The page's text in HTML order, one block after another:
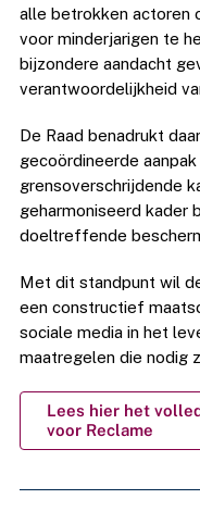
alle betrokken actoren
voor minderjarigen te
bijzondere aandacht
verantwoordelijkheid
De Raad benadrukt
gecoördineerde
grensoverschrijdende
geharmoniseerd kader
doeltreffende
Met dit standpunt wil
een constructief
sociale media in het
maatregelen die nodig
Lees hier het
voor Reclame